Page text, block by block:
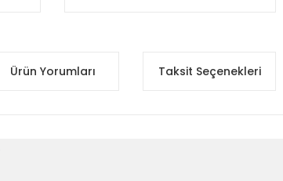
Ürün Yorumları Taksit Seçenekleri